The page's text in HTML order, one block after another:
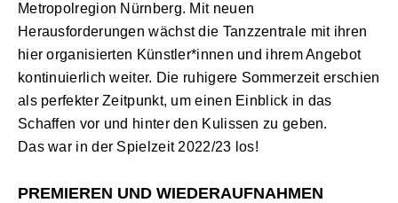
Metropolregion Nürnberg. Mit neuen
Herausforderungen wächst die Tanzzentrale mit ihren
hier organisierten Künstler*innen und ihrem Angebot
kontinuierlich weiter. Die ruhigere Sommerzeit erschien
als perfekter Zeitpunkt, um einen Einblick in das
Schaffen vor und hinter den Kulissen zu geben.
Das war in der Spielzeit 2022/23 los!
PREMIEREN UND WIEDERAUFNAHMEN